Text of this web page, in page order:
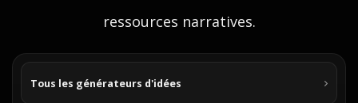
ressources narratives.
Tous les générateurs d'idées